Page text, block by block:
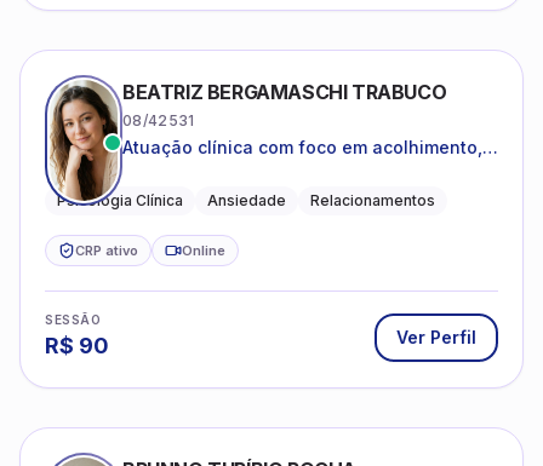
BEATRIZ BERGAMASCHI TRABUCO
08/42531
Atuação clínica com foco em acolhimento,
Psicologia Clínica Ansiedade Relacionamentos
CRP ativo Online
SESSÃO
R$ 90 Ver Perfil